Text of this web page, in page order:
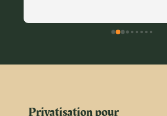
Privatisation pour